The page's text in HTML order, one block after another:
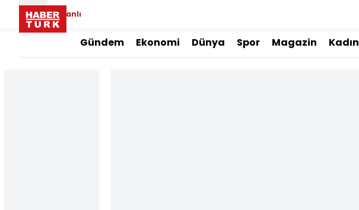
Canlı
Gündem Ekonomi Dünya Spor Magazin Kadın